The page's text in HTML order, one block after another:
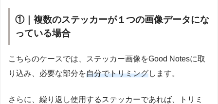
①｜複数のステッカーが１つの画像データにな
っている場合
こちらのケースでは、ステッカー画像をGood Notesに取
り込み、必要な部分を自分でトリミングします。
さらに、繰り返し使用するステッカーであれば、トリミ